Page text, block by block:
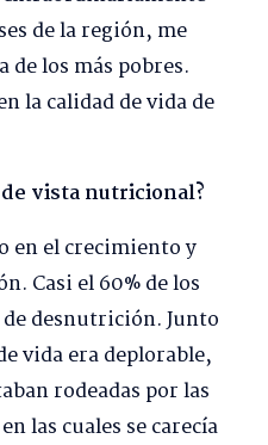
de la región, me
de los más pobres.
la calidad de vida de
vista nutricional?
en el crecimiento y
Casi el 60% de los
desnutrición. Junto
vida era deplorable,
rodeadas por las
las cuales se carecía